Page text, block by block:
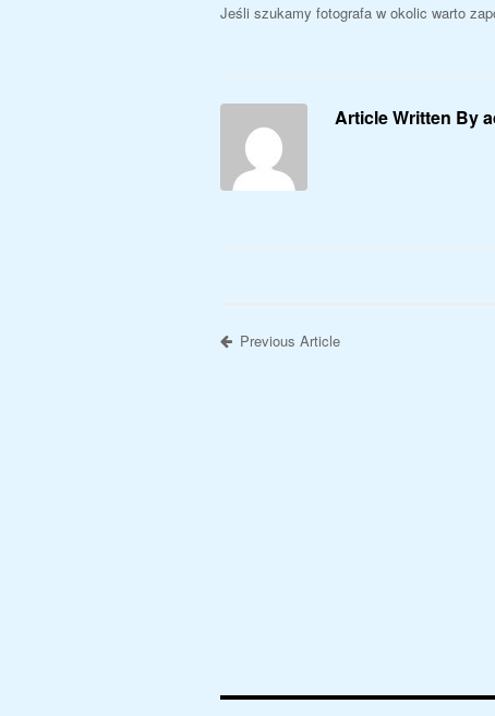
Jeśli szukamy fotografa w okolic warto
Article Written By
Previous Article